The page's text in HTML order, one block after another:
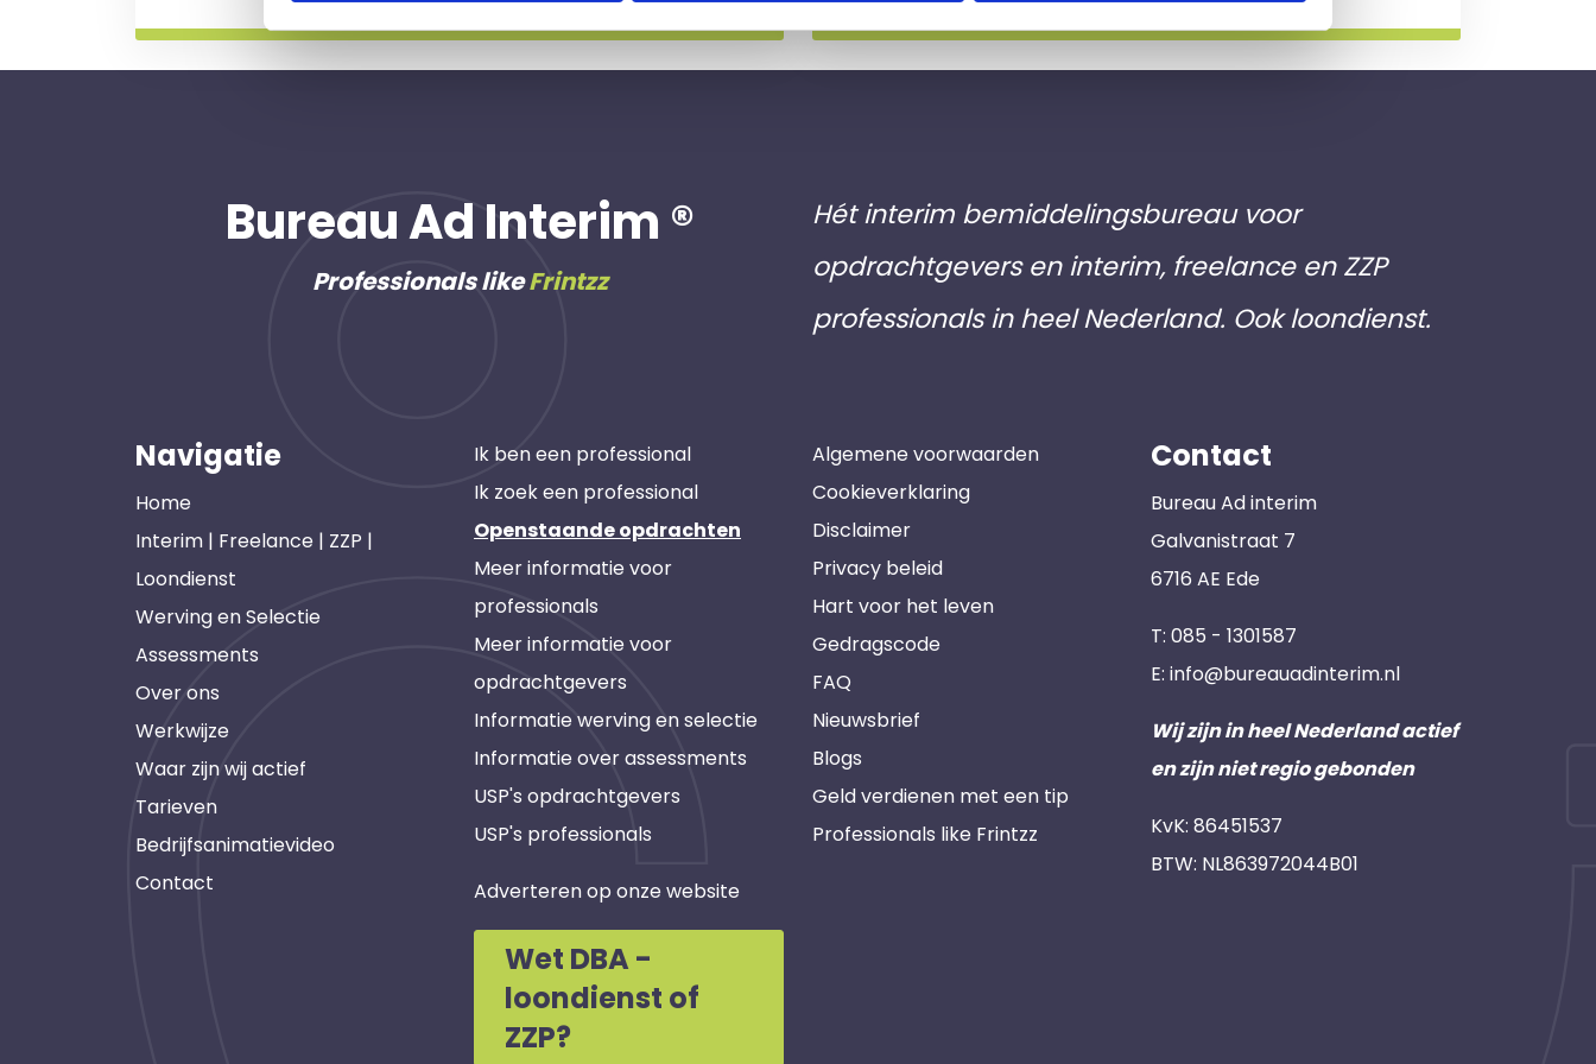
Bureau Ad Interim ®
Professionals likeFrintzz
Hét interim bemiddelingsbureau voor
opdrachtgevers en interim, freelance en ZZP
professionals in heel Nederland. Ook loondienst.
Navigatie
Home
Interim | Freelance | ZZP |
Loondienst
Werving en Selectie
Assessments
Over ons
Werkwijze
Waar zijn wij actief
Tarieven
Bedrijfsanimatievideo
Contact
Ik ben een professional
Ik zoek een professional
Openstaande opdrachten
Meer informatie voor
professionals
Meer informatie voor
opdrachtgevers
Informatie werving en selectie
Informatie over assessments
USP's opdrachtgevers
USP's professionals
Adverteren op onze website
Wet DBA -
loondienst of
ZZP?
Algemene voorwaarden
Cookieverklaring
Disclaimer
Privacy beleid
Hart voor het leven
Gedragscode
FAQ
Nieuwsbrief
Blogs
Geld verdienen met een tip
Professionals like Frintzz
Contact
Bureau Ad interim
Galvanistraat 7
6716 AE Ede
T: 085 - 1301587
E: info@bureauadinterim.nl
Wij zijn in heel Nederland actief
en zijn niet regio gebonden
KvK: 86451537
BTW: NL863972044B01